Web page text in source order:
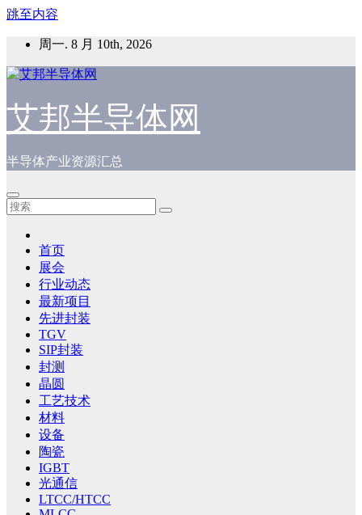
跳至内容
周一. 8 月 10th, 2026
艾邦半导体网
半导体产业资源汇总
首页
展会
行业动态
最新项目
先进封装
TGV
SIP封装
封测
晶圆
工艺技术
材料
设备
陶瓷
IGBT
光通信
LTCC/HTCC